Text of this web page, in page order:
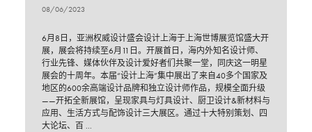
08/06/2023
6月8日，亚洲权威设计盛会设计上海于上海世博展览馆盛大开
展，展会将持续至6月11日。开展首日，海内外知名设计师、
行业先锋、媒体伙伴及设计爱好者们共聚一堂，同庆这一明星
展会的十周年。本届“设计上海”集中展出了来自40多个国家及
地区的600余高端设计品牌和独立设计师作品，规模全面升级
——开拓全新展馆，呈现家具与灯具设计、厨卫设计&新材料与
应用、生活方式与配饰设计三大展区。通过十大特别策划、四
大论坛、百 ...